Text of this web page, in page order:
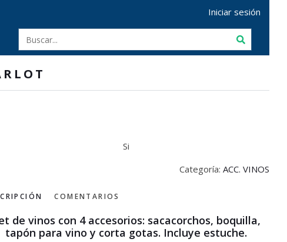
Iniciar sesión
Si
Categoría: ACC. VINOS
COMENTARIOS
de vinos con 4 accesorios: sacacorchos, boquilla,
tapón para vino y corta gotas. Incluye estuche.